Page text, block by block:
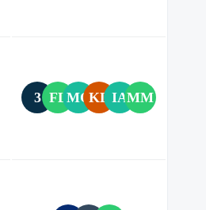
MM
IA
KL
MC
FL
3